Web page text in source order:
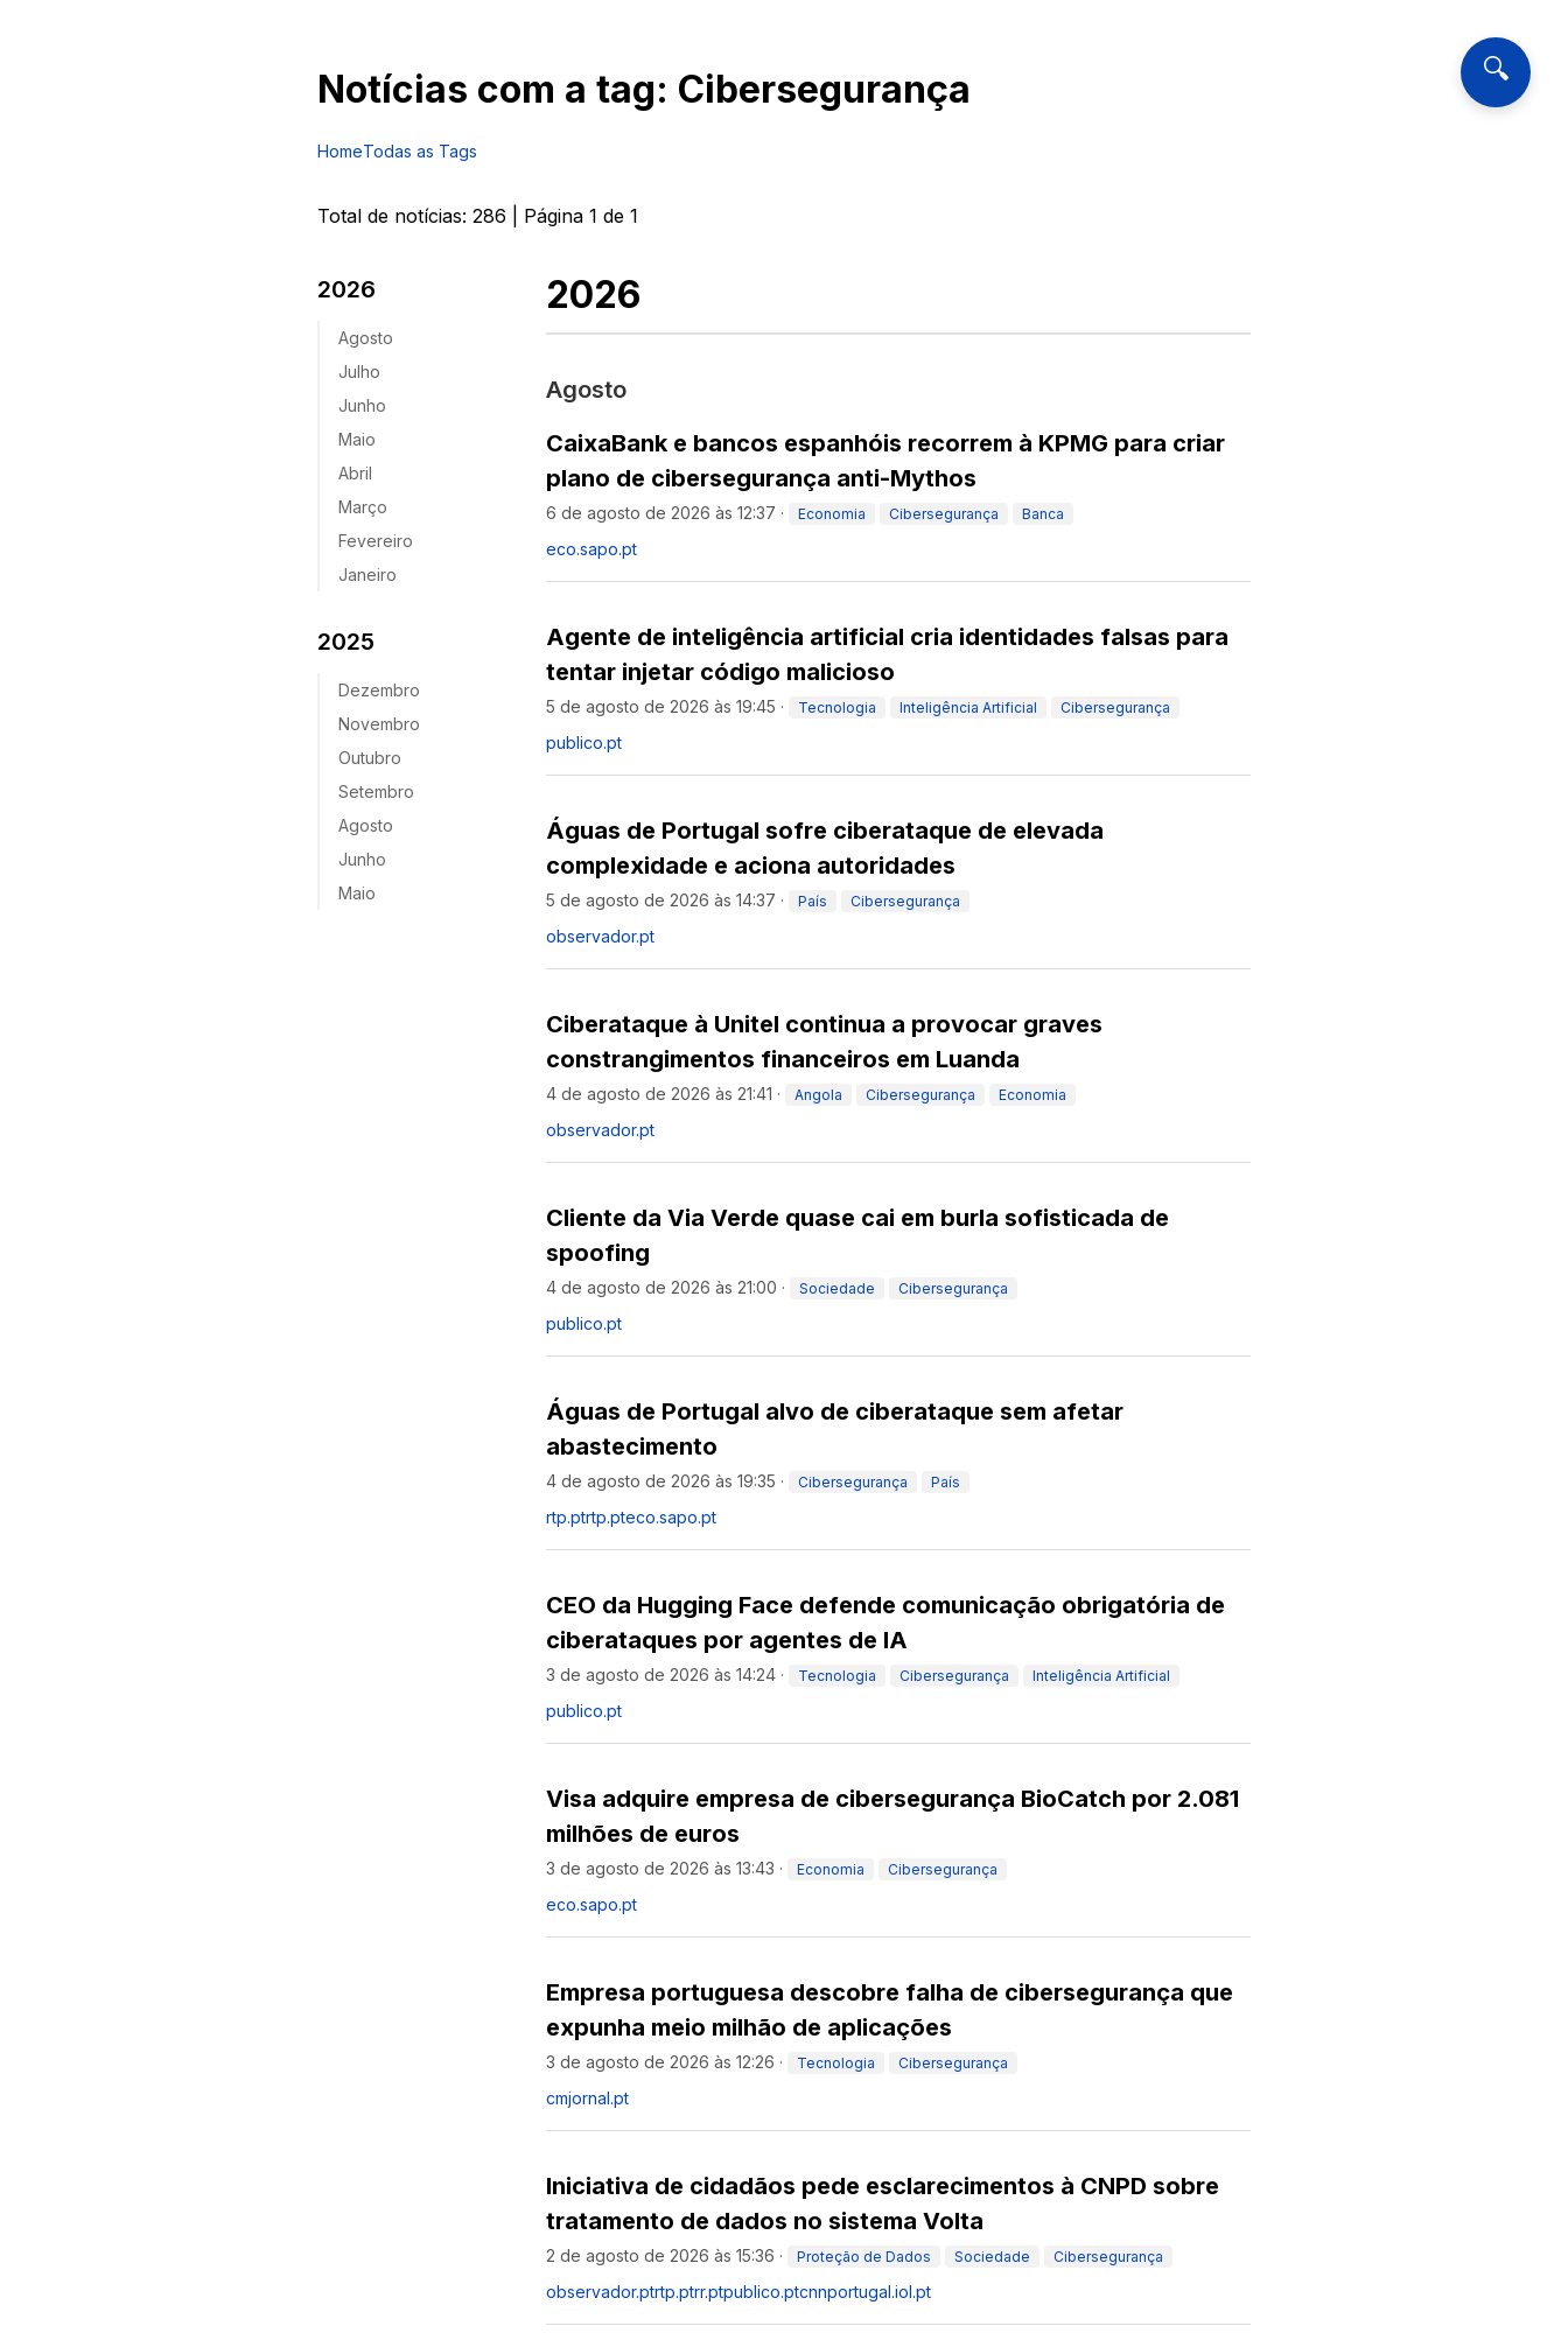
🔍
Notícias com a tag: Cibersegurança
HomeTodas as Tags
Total de notícias: 286 | Página 1 de 1
2026
Agosto
Julho
Junho
Maio
Abril
Março
Fevereiro
Janeiro
2025
Dezembro
Novembro
Outubro
Setembro
Agosto
Junho
Maio
2026
Agosto
CaixaBank e bancos espanhóis recorrem à KPMG para criar
plano de cibersegurança anti-Mythos
6 de agosto de 2026 às 12:37 · Economia Cibersegurança Banca
eco.sapo.pt
Agente de inteligência artificial cria identidades falsas para
tentar injetar código malicioso
5 de agosto de 2026 às 19:45 · Tecnologia Inteligência Artificial Cibersegurança
publico.pt
Águas de Portugal sofre ciberataque de elevada
complexidade e aciona autoridades
5 de agosto de 2026 às 14:37 · País Cibersegurança
observador.pt
Ciberataque à Unitel continua a provocar graves
constrangimentos financeiros em Luanda
4 de agosto de 2026 às 21:41 · Angola Cibersegurança Economia
observador.pt
Cliente da Via Verde quase cai em burla sofisticada de
spoofing
4 de agosto de 2026 às 21:00 · Sociedade Cibersegurança
publico.pt
Águas de Portugal alvo de ciberataque sem afetar
abastecimento
4 de agosto de 2026 às 19:35 · Cibersegurança País
rtp.ptrtp.pteco.sapo.pt
CEO da Hugging Face defende comunicação obrigatória de
ciberataques por agentes de IA
3 de agosto de 2026 às 14:24 · Tecnologia Cibersegurança Inteligência Artificial
publico.pt
Visa adquire empresa de cibersegurança BioCatch por 2.081
milhões de euros
3 de agosto de 2026 às 13:43 · Economia Cibersegurança
eco.sapo.pt
Empresa portuguesa descobre falha de cibersegurança que
expunha meio milhão de aplicações
3 de agosto de 2026 às 12:26 · Tecnologia Cibersegurança
cmjornal.pt
Iniciativa de cidadãos pede esclarecimentos à CNPD sobre
tratamento de dados no sistema Volta
2 de agosto de 2026 às 15:36 · Proteção de Dados Sociedade Cibersegurança
observador.ptrtp.ptrr.ptpublico.ptcnnportugal.iol.pt